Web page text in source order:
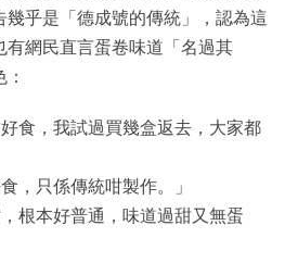
幾乎是「德成號的傳統」，認為這
有網民直言蛋卷味道「名過其
好食，我試過買幾盒返去，大家都
，只係傳統咁製作。」
，根本好普通，味道過甜又無蛋